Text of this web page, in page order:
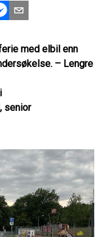
med elbil enn
– Lengre
senior